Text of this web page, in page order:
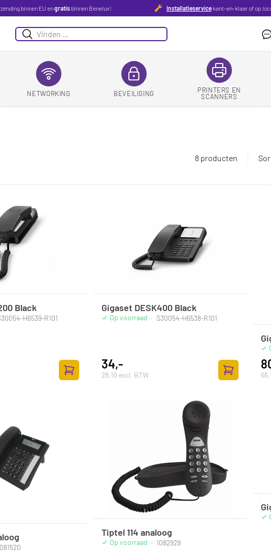
binnen EU engratisbinnen Benelux! Installatieservicekant-en-klaar of op
Zoeken
NETWORKING BEVEILIGING
PRINTERS EN
SCANNERS
8 producten
Black
H6539-R101
Toevoegen aan winkelwagen
Gigaset DESK400 Black
Op voorraad · S30054-H6538-R101
34,-
28,10 excl. BTW
Toevoegen
Tiptel 114 analoog
Op voorraad · 1082929